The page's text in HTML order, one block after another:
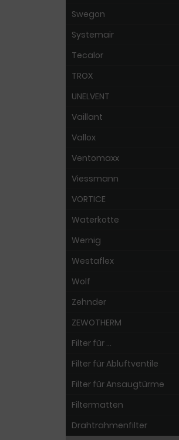
Swegon
Systemair
Tecalor
TROX
UNELVENT
Vaillant
Vallox
Ventomaxx
Viessmann
VORTICE
Waterkotte
Wernig
Westaflex
Wolf
Zehnder
ZEWOTHERM
Filter für ...
Filter für Abluftventile
Filter für Ansaugtürme
Filtermatten
Drahtrahmenfilter